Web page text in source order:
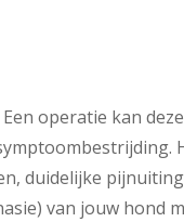
operatie kan
duidelijke
van jouw hond